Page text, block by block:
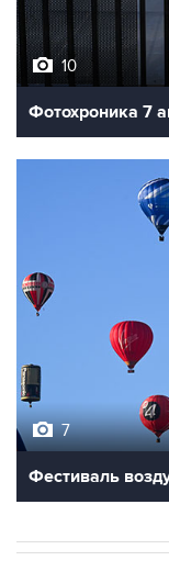
10
Фотохроника 7
7
Фестиваль